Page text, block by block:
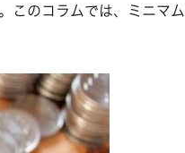
このコラムでは、ミニマム